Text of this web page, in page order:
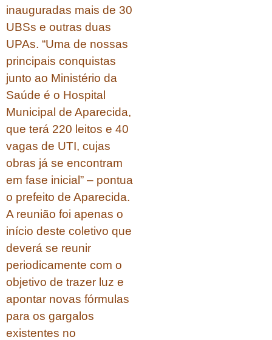
inauguradas mais de 30
UBSs e outras duas
UPAs. “Uma de nossas
principais conquistas
junto ao Ministério da
Saúde é o Hospital
Municipal de Aparecida,
que terá 220 leitos e 40
vagas de UTI, cujas
obras já se encontram
em fase inicial” – pontua
o prefeito de Aparecida.
A reunião foi apenas o
início deste coletivo que
deverá se reunir
periodicamente com o
objetivo de trazer luz e
apontar novas fórmulas
para os gargalos
existentes no